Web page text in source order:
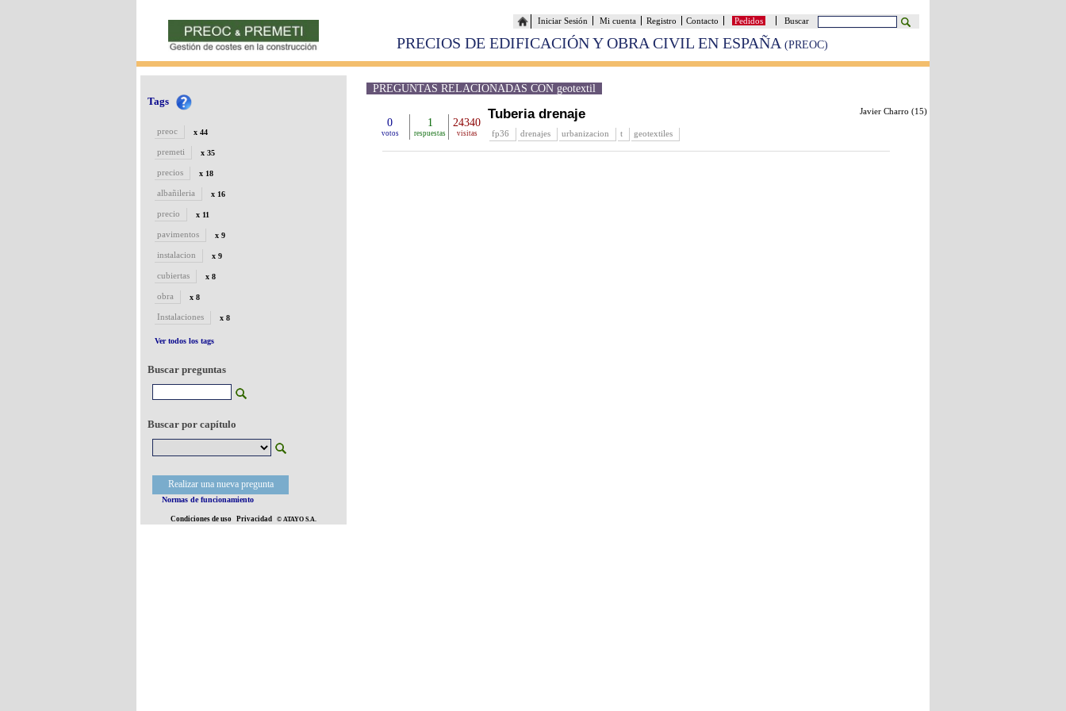
Buscar
Pedidos
Contacto
Registro
Mi cuenta
Iniciar Sesión
PRECIOS DE EDIFICACIÓN Y OBRA CIVIL EN ESPAÑA (PREOC)
Tags
preoc x 44
premeti x 35
precios x 18
albañileria x 16
precio x 11
pavimentos x 9
instalacion x 9
cubiertas x 8
obra x 8
Instalaciones x 8
Ver todos los tags
Buscar preguntas
Buscar por capítulo
Realizar una nueva pregunta
Normas de funcionamiento
Condiciones de uso Privacidad © ATAYO S.A.
PREGUNTAS RELACIONADAS CON geotextil
0
votos
1
respuestas
24340
visitas
Tuberia drenaje
fp36 drenajes urbanizacion t geotextiles
Javier Charro (15)